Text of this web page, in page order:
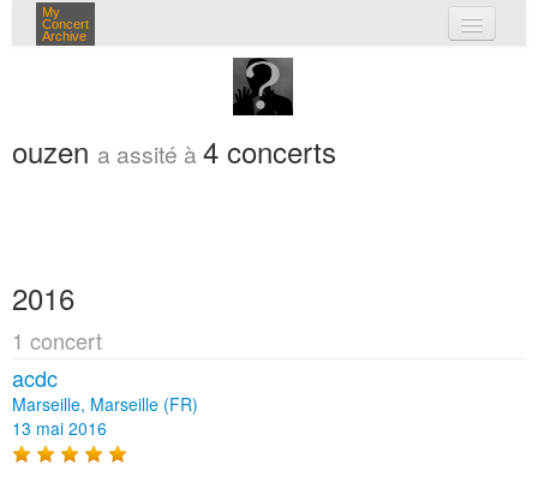
My
Concert
Archive
mes concerts
connexion
ouzen a assité à 4 concerts
2016
1 concert
acdc
Marseille, Marseille (FR)
13 mai 2016